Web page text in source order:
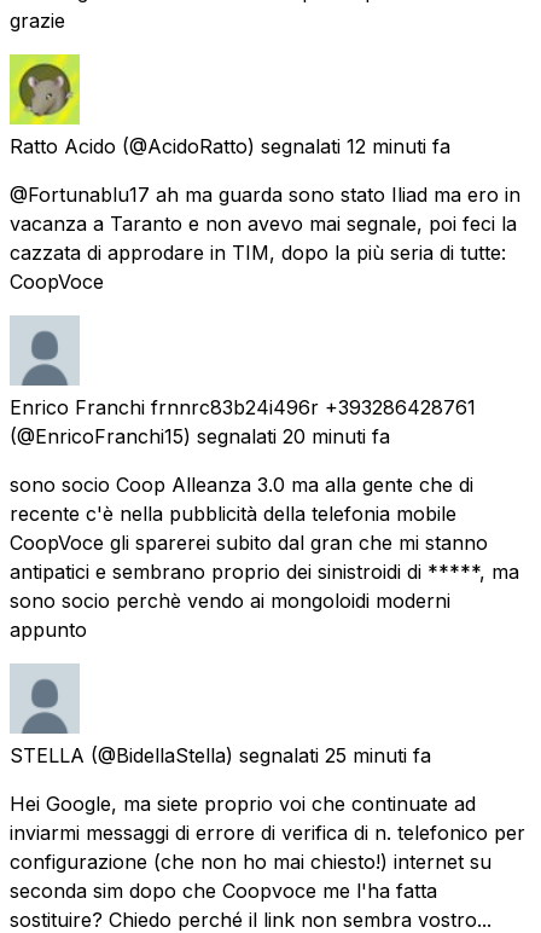
grazie
Ratto Acido (@AcidoRatto) segnalati 12 minuti fa
@Fortunablu17 ah ma guarda sono stato Iliad ma ero in
vacanza a Taranto e non avevo mai segnale, poi feci la
cazzata di approdare in TIM, dopo la più seria di tutte:
CoopVoce
Enrico Franchi frnnrc83b24i496r +393286428761
(@EnricoFranchi15) segnalati 20 minuti fa
sono socio Coop Alleanza 3.0 ma alla gente che di
recente c'è nella pubblicità della telefonia mobile
CoopVoce gli sparerei subito dal gran che mi stanno
antipatici e sembrano proprio dei sinistroidi di *****, ma
sono socio perchè vendo ai mongoloidi moderni
appunto
STELLA (@BidellaStella) segnalati 25 minuti fa
Hei Google, ma siete proprio voi che continuate ad
inviarmi messaggi di errore di verifica di n. telefonico per
configurazione (che non ho mai chiesto!) internet su
seconda sim dopo che Coopvoce me l'ha fatta
sostituire? Chiedo perché il link non sembra vostro...